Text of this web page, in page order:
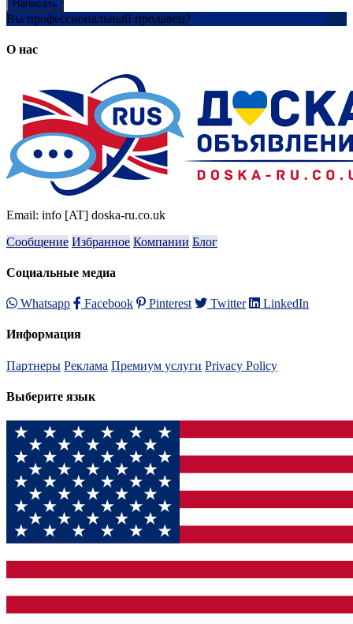
Написать
Вы профессиональный продавец?
О нас
Email: info [AT] doska-ru.co.uk
Сообщение Избранное Компании Блог
Социальные медиа
Whatsapp Facebook Pinterest Twitter LinkedIn
Информация
Партнеры Реклама Премиум услуги Privacy Policy
Выберите язык